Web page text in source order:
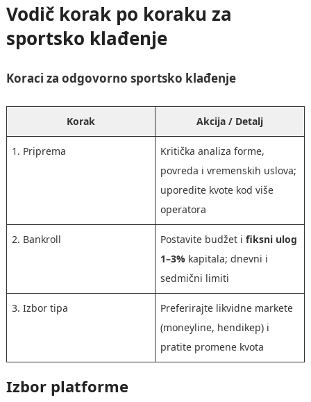
Vodič korak po koraku za
sportsko klađenje
Koraci za odgovorno sportsko klađenje
Korak Akcija / Detalj
1. Priprema
Kritička analiza forme,
povreda i vremenskih uslova;
uporedite kvote kod više
operatora
2. Bankroll Postavite budžet i fiksni ulog
1–3%kapitala; dnevni i
sedmični limiti
3. Izbor tipa
Preferirajte likvidne markete
(moneyline, hendikep) i
pratite promene kvota
Izbor platforme